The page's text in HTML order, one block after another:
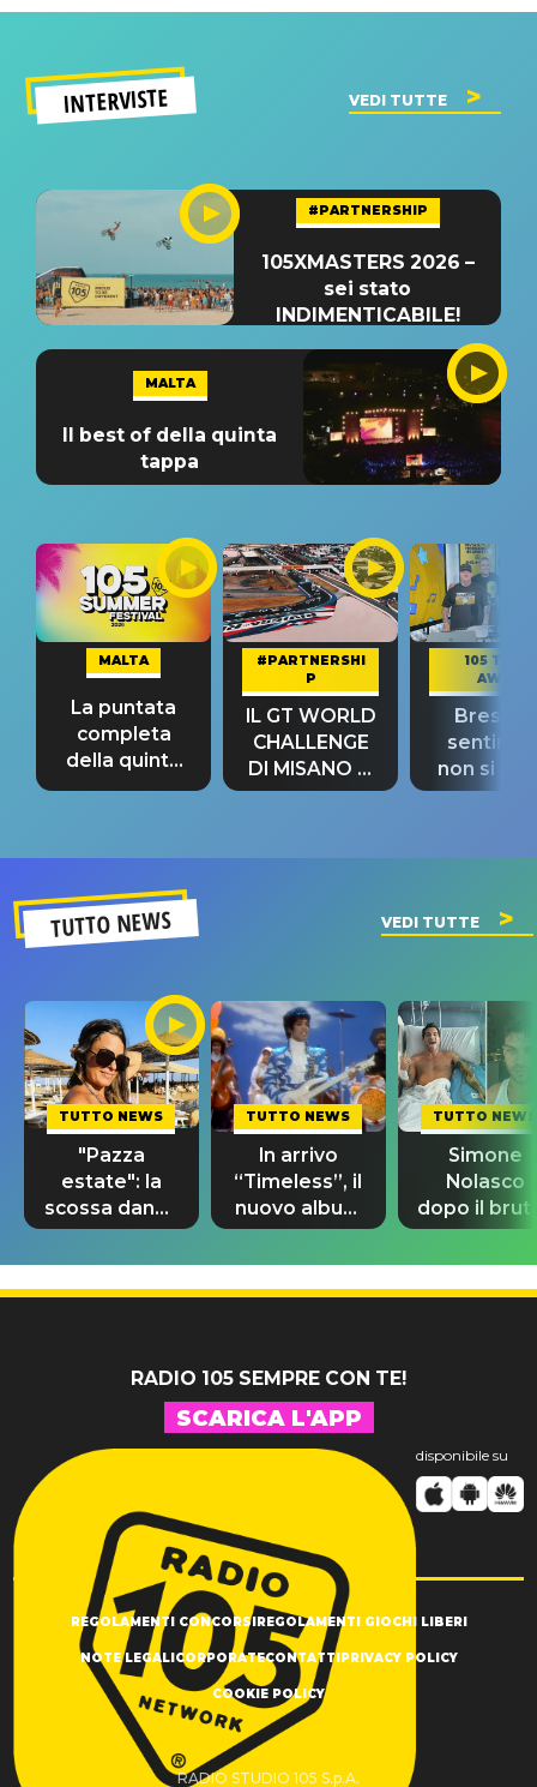
INTERVISTE VEDI TUTTE
#PARTNERSHIP
105XMASTERS 2026 –
sei stato
INDIMENTICABILE!
MALTA
Il best of della quinta
tappa
MALTA
La puntata
completa
della quinta
tappa
#PARTNERSHI
P
IL GT WORLD
CHALLENGE
DI MISANO si
riconferma
105 TAKE
AWAY
Bresh:
non si
fino alla
TUTTO NEWS VEDI TUTTE
TUTTO NEWS
"Pazza
estate": la
scossa dance
di Sara
Tommasi
TUTTO NEWS
In arrivo
“Timeless”, il
nuovo album
di Prince con
10 brani
inediti
TUTTO NEWS
Simone
Nolasco
dopo il
incidente:
"Sono così
grato alla
RADIO 105 SEMPRE CON TE!
SCARICA L'APP
disponibile su
REGOLAMENTI CONCORSIREGOLAMENTI GIOCHI LIBERI
NOTE LEGALICORPORATECONTATTIPRIVACY POLICY
COOKIE POLICY
RADIO STUDIO 105 S.p.A.